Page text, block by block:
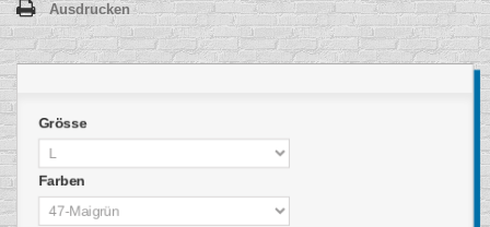
Ausdrucken
Grösse
Farben